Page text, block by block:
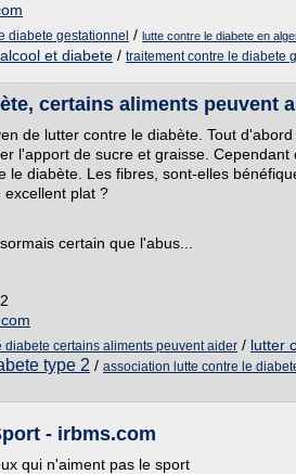
diabete gestationnel / lutte contre le diabete en
et diabete / traitement contre le diabete
certains aliments peuvent
de lutter contre le diabète. Tout
l'apport de sucre et graisse. Cependant
le diabète. Les fibres, sont-elles
excellent plat ?
certain que l'abus...
diabete certains aliments peuvent aider / lutter
type 2 / association lutte contre le
- irbms.com
qui n'aiment pas le sport